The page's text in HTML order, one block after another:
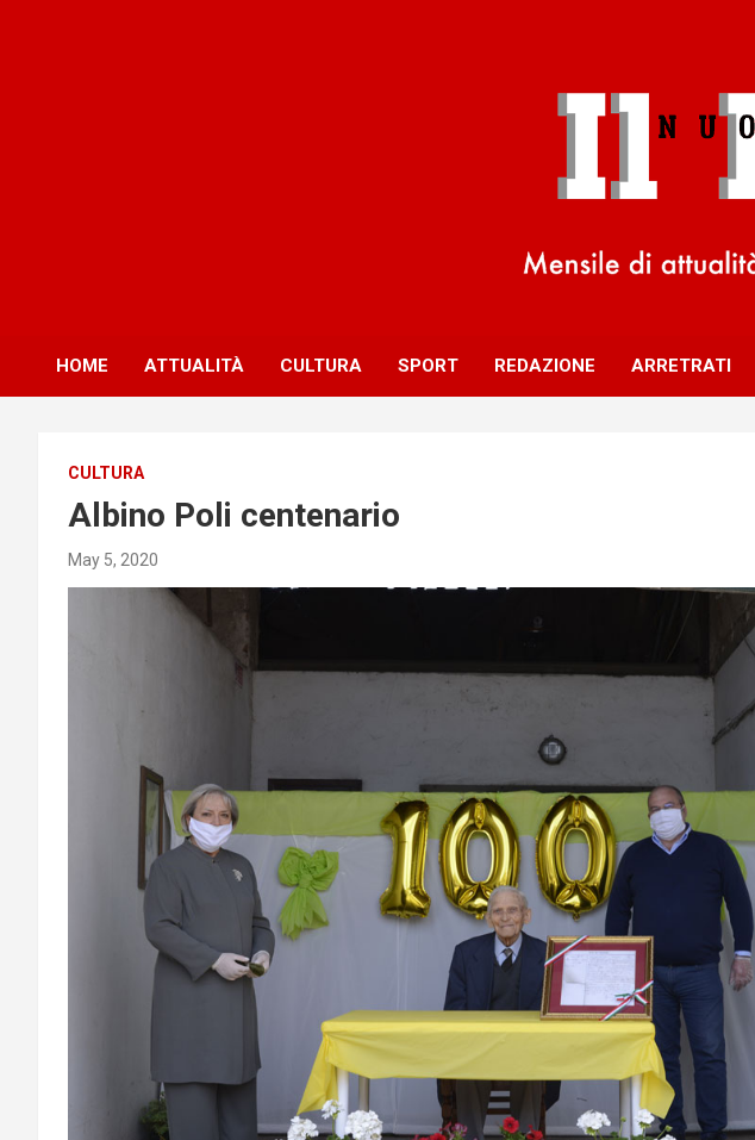
HOME ATTUALITÀ CULTURA SPORT REDAZIONE ARRETRATI
CULTURA
Albino Poli centenario
May 5, 2020